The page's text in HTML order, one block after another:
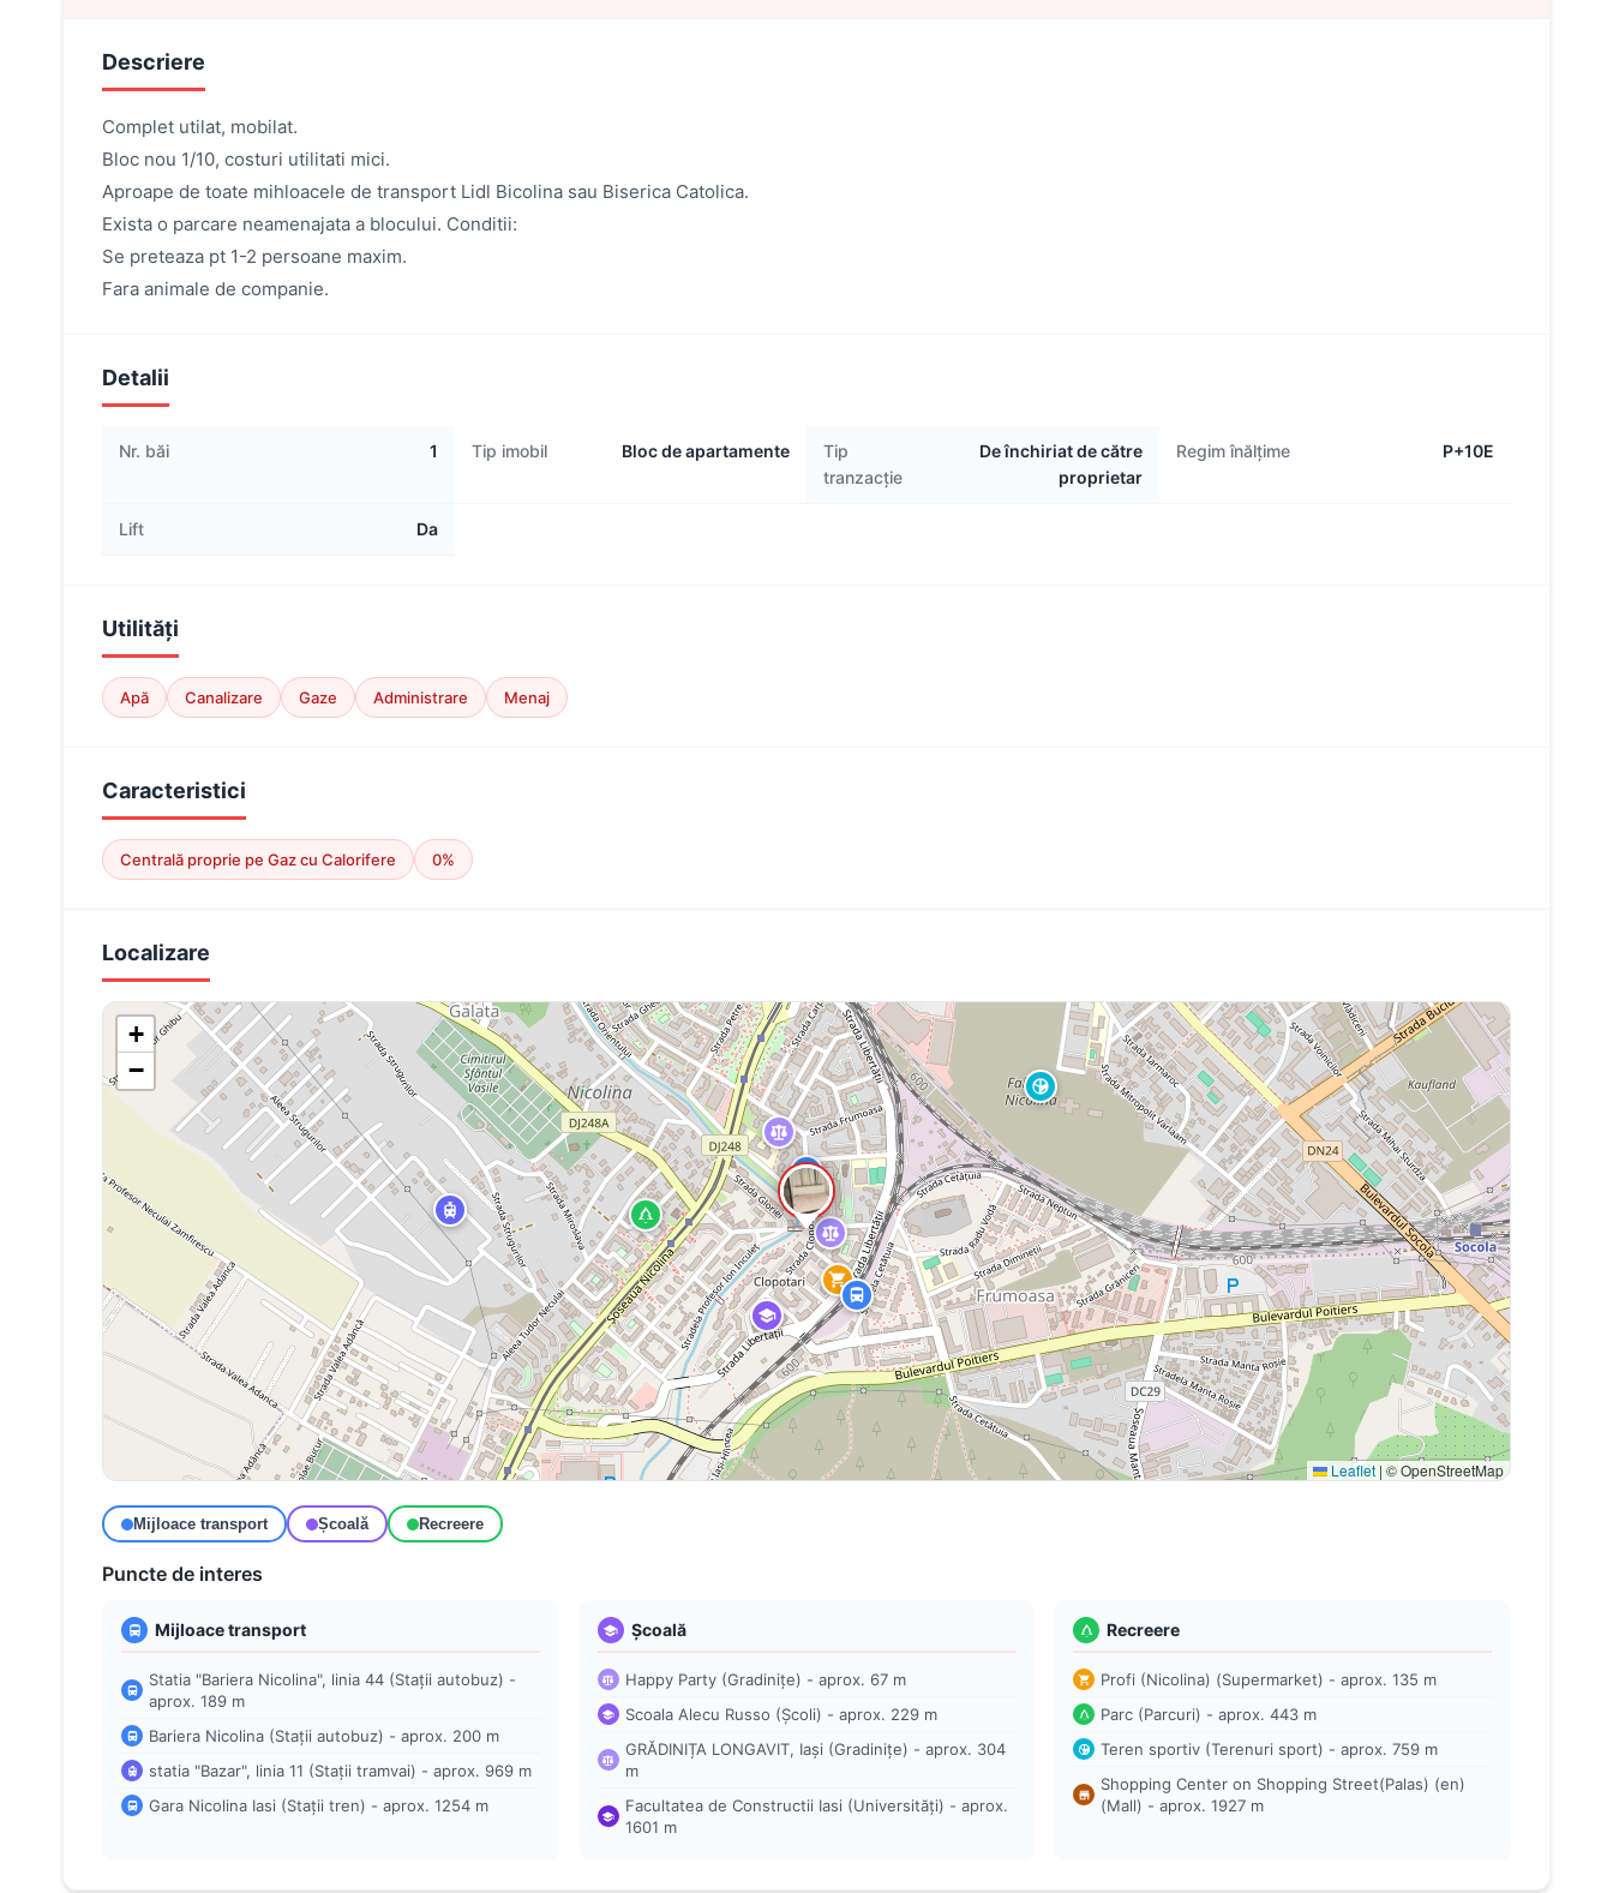
Descriere
Complet utilat, mobilat.
Bloc nou 1/10, costuri utilitati mici.
Aproape de toate mihloacele de transport Lidl Bicolina sau Biserica Catolica.
Exista o parcare neamenajata a blocului. Conditii:
Se preteaza pt 1-2 persoane maxim.
Fara animale de companie.
Detalii
Nr. băi 1 Tip imobil Bloc de apartamente
Tip
tranzacție
De închiriat de către
proprietar
Regim înălțime P+10E
Lift Da
Utilități
Apă Canalizare Gaze Administrare Menaj
Caracteristici
Centrală proprie pe Gaz cu Calorifere 0%
Localizare
+
−
Leaflet | © OpenStreetMap
Mijloace transport Școală Recreere
Puncte de interes
Mijloace transport
Statia "Bariera Nicolina", linia 44 (Stații autobuz) -
aprox. 189 m
Bariera Nicolina (Stații autobuz) - aprox. 200 m
statia "Bazar", linia 11 (Stații tramvai) - aprox. 969 m
Gara Nicolina Iasi (Stații tren) - aprox. 1254 m
Școală
Happy Party (Gradinițe) - aprox. 67 m
Scoala Alecu Russo (Școli) - aprox. 229 m
GRĂDINIȚA LONGAVIT, Iași (Gradinițe) - aprox. 304
m
Facultatea de Constructii Iasi (Universități) - aprox.
1601 m
Recreere
Profi (Nicolina) (Supermarket) - aprox. 135 m
Parc (Parcuri) - aprox. 443 m
Teren sportiv (Terenuri sport) - aprox. 759 m
Shopping Center on Shopping Street(Palas) (en)
(Mall) - aprox. 1927 m